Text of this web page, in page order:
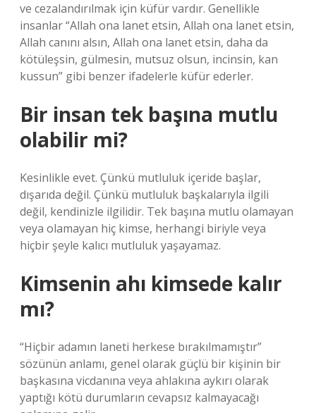
ve cezalandırılmak için küfür vardır. Genellikle
insanlar “Allah ona lanet etsin, Allah ona lanet etsin,
Allah canını alsın, Allah ona lanet etsin, daha da
kötüleşsin, gülmesin, mutsuz olsun, incinsin, kan
kussun” gibi benzer ifadelerle küfür ederler.
Bir insan tek başına mutlu
olabilir mi?
Kesinlikle evet. Çünkü mutluluk içeride başlar,
dışarıda değil. Çünkü mutluluk başkalarıyla ilgili
değil, kendinizle ilgilidir. Tek başına mutlu olamayan
veya olamayan hiç kimse, herhangi biriyle veya
hiçbir şeyle kalıcı mutluluk yaşayamaz.
Kimsenin ahı kimsede kalır
mı?
“Hiçbir adamın laneti herkese bırakılmamıştır”
sözünün anlamı, genel olarak güçlü bir kişinin bir
başkasına vicdanına veya ahlakına aykırı olarak
yaptığı kötü durumların cevapsız kalmayacağı